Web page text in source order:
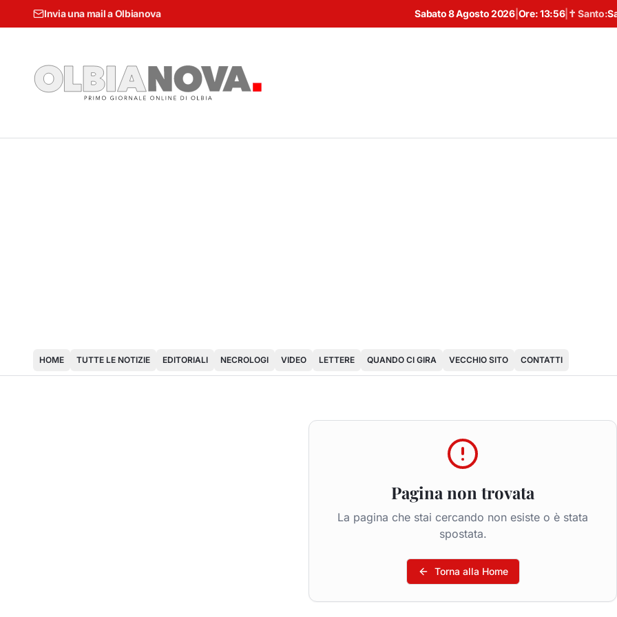
Invia una mail a Olbianova Sabato 8 Agosto 2026| Ore:13:56| ✝ Santo:
HOME TUTTE LE NOTIZIE EDITORIALI NECROLOGI VIDEO LETTERE QUANDO CI GIRA VECCHIO SITO CONTATTI
Pagina non trovata
La pagina che stai cercando non esiste o è stata
spostata.
Torna alla Home